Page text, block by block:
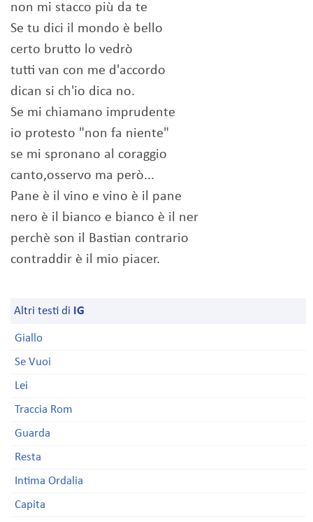
non mi stacco più da te
Se tu dici il mondo è bello
certo brutto lo vedrò
tutti van con me d'accordo
dican si ch'io dica no.
Se mi chiamano imprudente
io protesto "non fa niente"
se mi spronano al coraggio
canto,osservo ma però...
Pane è il vino e vino è il pane
nero è il bianco e bianco è il ner
perchè son il Bastian contrario
contraddir è il mio piacer.
Altri testi di IG
Giallo
Se Vuoi
Lei
Traccia Rom
Guarda
Resta
Intima Ordalia
Capita